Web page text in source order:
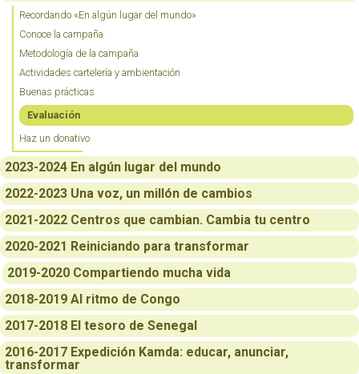
Recordando «En algún lugar del mundo»
Conoce la campaña
Metodología de la campaña
Actividades cartelería y ambientación
Buenas prácticas
Evaluación
Haz un donativo
2023-2024 En algún lugar del mundo
2022-2023 Una voz, un millón de cambios
2021-2022 Centros que cambian. Cambia tu centro
2020-2021 Reiniciando para transformar
2019-2020 Compartiendo mucha vida
2018-2019 Al ritmo de Congo
2017-2018 El tesoro de Senegal
2016-2017 Expedición Kamda: educar, anunciar,
transformar